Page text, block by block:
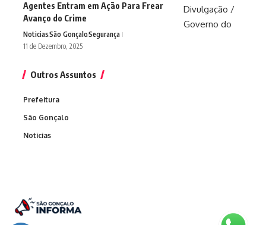
Agentes Entram em Ação Para Frear
Avanço do Crime
NoticiasSão GonçaloSegurança
11 de Dezembro, 2025
Outros Assuntos
Prefeitura
São Gonçalo
Noticias